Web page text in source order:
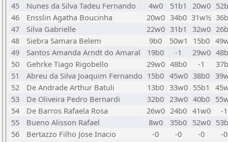
45
Nunes da Silva Tadeu Fernando 4w0 51b1 20w0
46
Ensslin Agatha Boucinha 20w0 34b0 31w½
47
Silva Gabrielle 22w0 31b1 32w0
48
Siebra Samara Belem 9b0 50w1 15b0
49
Santos Amanda Arndt do Amaral 19b0 -1 29w0
50
Gehrke Tiago Rigobello 29w0 48b0 -1
51
Abreu da Silva Joaquim Fernando 15b0 45w0 38b0
52
De Andrade Arthur Batuli 13b0 33w0 55b1
53
De Oliveira Pedro Bernardi 32b0 23w0 40b0
54
De Barros Rafaela Rosa 26w0 24b0 41w0
-1
55
Bueno Alisson Rafael 8w0 35b0 52w0
56
Bertazzo Filho Jose Inacio -0 -0 -0 -0